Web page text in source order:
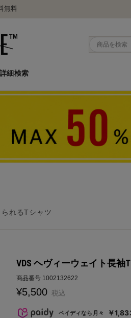
無料
細検索
れるTシャツ
VDS ヘヴィーウェイト長袖
商品番号 1002132622
¥5,500 税込
ペイディなら月々 ￥